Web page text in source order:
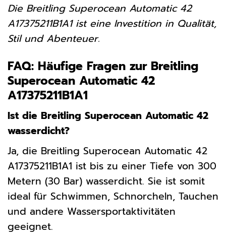
Die Breitling Superocean Automatic 42
A17375211B1A1 ist eine Investition in Qualität,
Stil und Abenteuer.
FAQ: Häufige Fragen zur Breitling
Superocean Automatic 42
A17375211B1A1
Ist die Breitling Superocean Automatic 42
wasserdicht?
Ja, die Breitling Superocean Automatic 42
A17375211B1A1 ist bis zu einer Tiefe von 300
Metern (30 Bar) wasserdicht. Sie ist somit
ideal für Schwimmen, Schnorcheln, Tauchen
und andere Wassersportaktivitäten
geeignet.